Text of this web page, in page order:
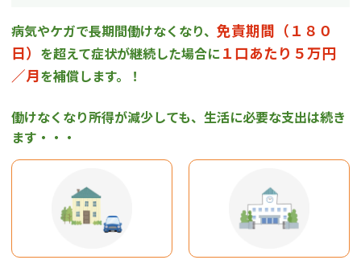
病気やケガで長期間働けなくなり、 免責期間（１８０
日） を超えて症状が継続した場合に１口あたり５万円
／月を補償します。！
働けなくなり所得が減少しても、生活に必要な支出は続き
ます・・・